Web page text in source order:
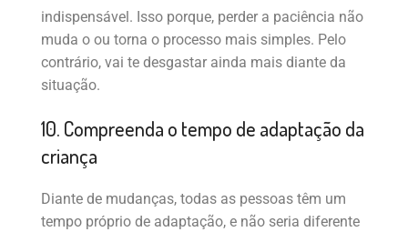
indispensável. Isso porque, perder a paciência não
muda o ou torna o processo mais simples. Pelo
contrário, vai te desgastar ainda mais diante da
situação.
10. Compreenda o tempo de adaptação da
criança
Diante de mudanças, todas as pessoas têm um
tempo próprio de adaptação, e não seria diferente